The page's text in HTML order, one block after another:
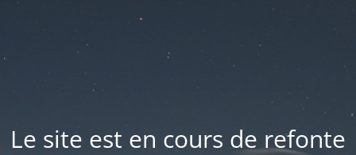
Le site est en cours de refonte